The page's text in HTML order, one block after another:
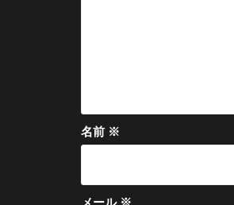
名前 ※